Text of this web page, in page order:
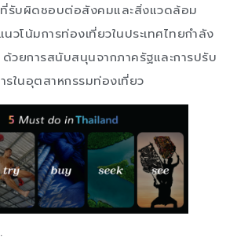
ที่รับผิดชอบต่อสังคมและสิ่งแวดล้อม
วโน้มการท่องเที่ยวในประเทศไทยกำลัง
ยการสนับสนุนจากภาครัฐและการปรับ
รในอุตสาหกรรมท่องเที่ยว